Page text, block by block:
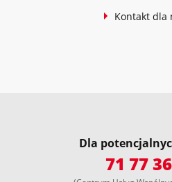
Kontakt dla
Dla
71 77